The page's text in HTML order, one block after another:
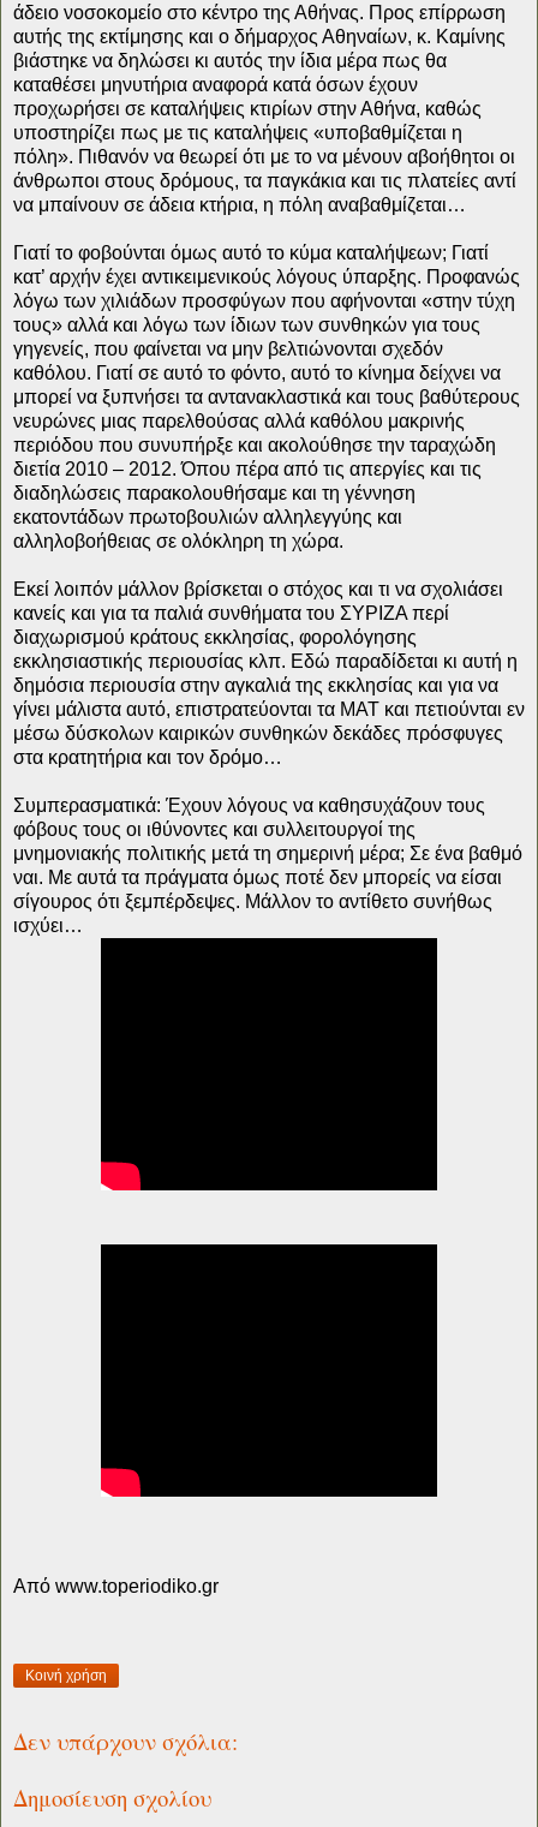
άδειο νοσοκομείο στο κέντρο της Αθήνας. Προς επίρρωση
αυτής της εκτίμησης και ο δήμαρχος Αθηναίων, κ. Καμίνης
βιάστηκε να δηλώσει κι αυτός την ίδια μέρα πως θα
καταθέσει μηνυτήρια αναφορά κατά όσων έχουν
προχωρήσει σε καταλήψεις κτιρίων στην Αθήνα, καθώς
υποστηρίζει πως με τις καταλήψεις «υποβαθμίζεται η
πόλη». Πιθανόν να θεωρεί ότι με το να μένουν αβοήθητοι οι
άνθρωποι στους δρόμους, τα παγκάκια και τις πλατείες αντί
να μπαίνουν σε άδεια κτήρια, η πόλη αναβαθμίζεται…
Γιατί το φοβούνται όμως αυτό το κύμα καταλήψεων; Γιατί
κατ’ αρχήν έχει αντικειμενικούς λόγους ύπαρξης. Προφανώς
λόγω των χιλιάδων προσφύγων που αφήνονται «στην τύχη
τους» αλλά και λόγω των ίδιων των συνθηκών για τους
γηγενείς, που φαίνεται να μην βελτιώνονται σχεδόν
καθόλου. Γιατί σε αυτό το φόντο, αυτό το κίνημα δείχνει να
μπορεί να ξυπνήσει τα αντανακλαστικά και τους βαθύτερους
νευρώνες μιας παρελθούσας αλλά καθόλου μακρινής
περιόδου που συνυπήρξε και ακολούθησε την ταραχώδη
διετία 2010 – 2012. Όπου πέρα από τις απεργίες και τις
διαδηλώσεις παρακολουθήσαμε και τη γέννηση
εκατοντάδων πρωτοβουλιών αλληλεγγύης και
αλληλοβοήθειας σε ολόκληρη τη χώρα.
Εκεί λοιπόν μάλλον βρίσκεται ο στόχος και τι να σχολιάσει
κανείς και για τα παλιά συνθήματα του ΣΥΡΙΖΑ περί
διαχωρισμού κράτους εκκλησίας, φορολόγησης
εκκλησιαστικής περιουσίας κλπ. Εδώ παραδίδεται κι αυτή η
δημόσια περιουσία στην αγκαλιά της εκκλησίας και για να
γίνει μάλιστα αυτό, επιστρατεύονται τα ΜΑΤ και πετιούνται εν
μέσω δύσκολων καιρικών συνθηκών δεκάδες πρόσφυγες
στα κρατητήρια και τον δρόμο…
Συμπερασματικά: Έχουν λόγους να καθησυχάζουν τους
φόβους τους οι ιθύνοντες και συλλειτουργοί της
μνημονιακής πολιτικής μετά τη σημερινή μέρα; Σε ένα βαθμό
ναι. Με αυτά τα πράγματα όμως ποτέ δεν μπορείς να είσαι
σίγουρος ότι ξεμπέρδεψες. Μάλλον το αντίθετο συνήθως
ισχύει…
Από www.toperiodiko.gr
Κοινή χρήση
Δεν υπάρχουν σχόλια:
Δημοσίευση σχολίου